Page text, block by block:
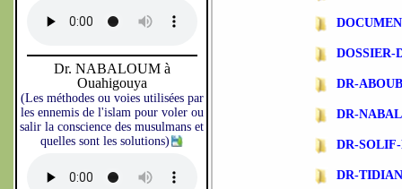
Dr. NABALOUM à
Ouahigouya
(Les méthodes ou voies utilisées par
les ennemis de l'islam pour voler ou
salir la conscience des musulmans et
quelles sont les solutions)
DOSSIER-
DR-
DR-
DR-
DR-